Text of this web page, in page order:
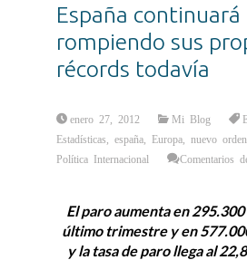
España continuará
rompiendo sus
récords todavía
enero 27, 2012 Mi Blog
Estadísticas
,españa Europa ,nuevo
Política Internacional
Comentarios
El paro aumenta en
último trimestre y en
y la tasa de paro llega al